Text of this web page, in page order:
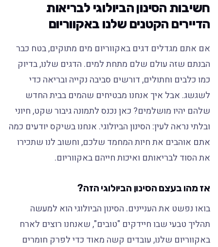
חשיבות הסינון הביולוגי לבריאות
הדיירים הקטנים שלנו באקווריום
אם אתם מגדלים דגים באקווריום מים מתוקים, בטח כבר
הבנתם שזה עולם שלם מתחת למים. הדגים שלנו, בדיוק
כמו כלבים וחתולים, דורשים סביבה נקייה ובריאה כדי
לשגשג. אבל איך אנחנו מבטיחים שהמים בבית החדש
שלהם יהיו מושלמים? כאן נכנס לתמונה גיבור שקט, חיוני
ובלתי נראה לעין: הסינון הביולוגי. אנחנו בשיקס יודעים כמה
אתם אוהבים את חיות המחמד שלכם, וחשוב לנו שתכירו
את הסוד לבריאותם ואיכות חייהם באקווריום.
אז מהו בעצם הסינון הביולוגי הזה?
בואו נפשט את העניינים. הסינון הביולוגי הוא למעשה
תהליך טבעי שבו חיידקים "טובים", שאנחנו רוצים לארח
באקווריום שלנו, עובדים קשה מאוד כדי לפרק חומרים